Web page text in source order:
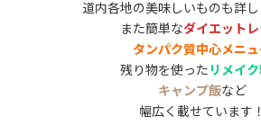
道内各地の美味しいものも詳し
また簡単なダイエット
タンパク質中心メニュ
残り物を使った リメイ
キャンプ飯など
幅広く載せています！